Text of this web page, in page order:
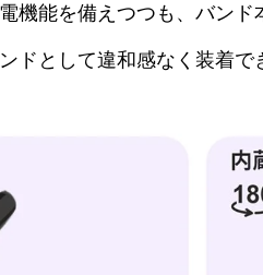
機能を備えつつも、バン
ドとして違和感なく装着で